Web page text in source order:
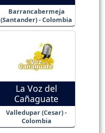
Barrancabermeja
(Santander) - Colombia
La Voz del
Cañaguate
Valledupar (Cesar) -
Colombia